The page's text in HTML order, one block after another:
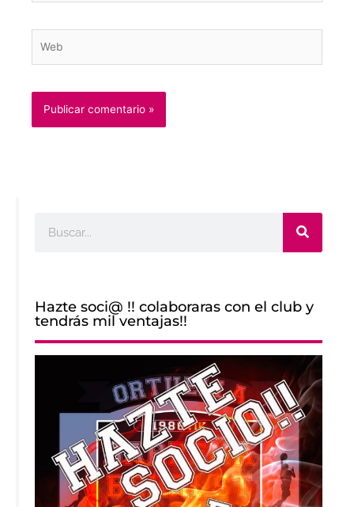
Hazte soci@ !! colaboraras con el club y
tendrás mil ventajas!!